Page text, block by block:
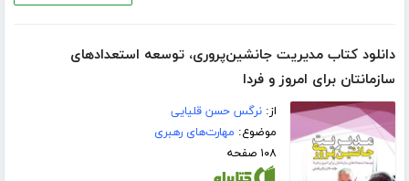
دانلود کتاب مدیریت جانشین‌پروری، توسعه استعدادهای
سازمانتان برای امروز و فردا
از:نرگس حسن قلیایی
موضوع: مهارت‌های رهبری
۱۰۸ صفحه